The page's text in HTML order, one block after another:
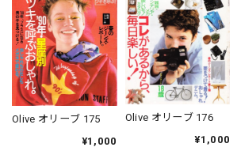
Olive オリーブ 175
¥1,000
Olive オリーブ 176
¥1,000